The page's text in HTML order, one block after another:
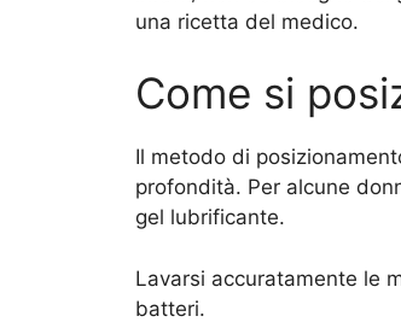
una ricetta del medico.
Come si
Il metodo di
profondità. Per alcune
gel lubrificante.
Lavarsi accuratamente le
batteri.